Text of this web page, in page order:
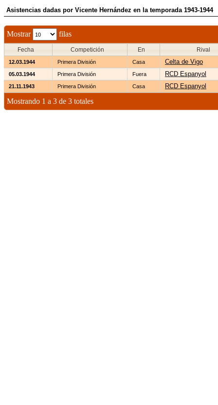
Asistencias dadas por Vicente Hernández en la temporada 1943-1944
Mostrar filas
Fecha Competición En Rival
12.03.1944 Primera División Casa Celta de Vigo
05.03.1944 Primera División Fuera RCD Espanyol
21.11.1943 Primera División Casa RCD Espanyol
Mostrando 1 a 3 de 3 totales